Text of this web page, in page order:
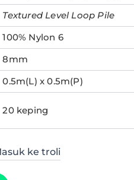
Textured Level Loop Pile
100% Nylon 6
8mm
0.5m(L) x 0.5m(P)
20 keping
ke troli